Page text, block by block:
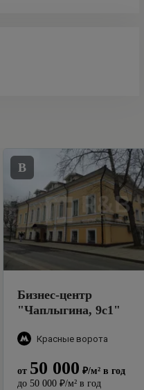
B
Бизнес-центр
"Чаплыгина, 9с1"
Красные ворота
от 50 000 ₽/м² в год
до 50 000 ₽/м² в год